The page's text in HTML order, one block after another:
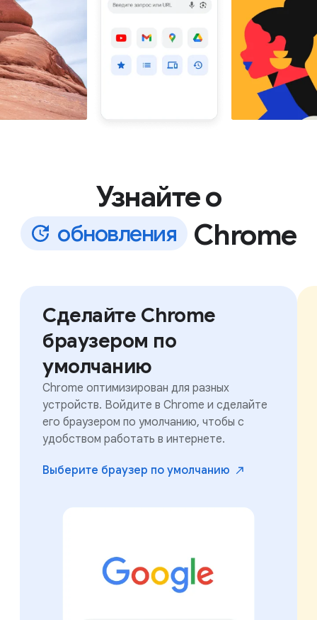
Узнайте о
обновления Chrome
Сделайте Chrome
браузером по
умолчанию
Chrome оптимизирован для разных
устройств. Войдите в Chrome и сделайте
его браузером по умолчанию, чтобы с
удобством работать в интернете.
Выберите браузер по умолчанию